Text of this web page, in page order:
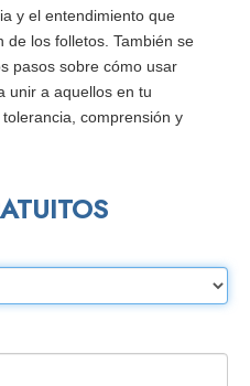
y el entendimiento que
de los folletos. También se
pasos sobre cómo usar
unir a aquellos en tu
comprensión y